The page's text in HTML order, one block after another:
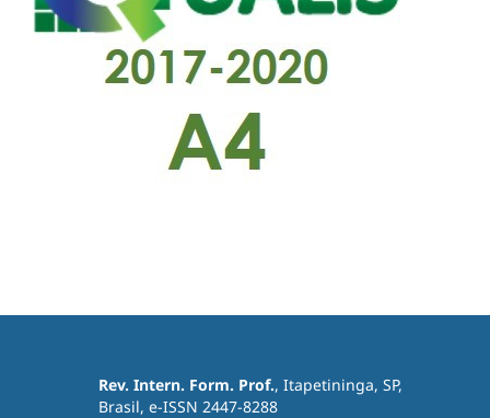
Rev. Intern. Form. Prof., Itapetininga, SP,
Brasil, e-ISSN 2447-8288